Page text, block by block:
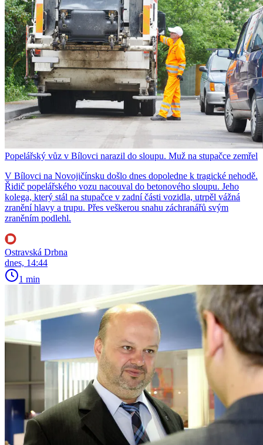
Popelářský vůz v Bílovci narazil do sloupu. Muž na stupačce zemřel
V Bílovci na Novojičínsku došlo dnes dopoledne k tragické nehodě.
Řidič popelářského vozu nacouval do betonového sloupu. Jeho
kolega, který stál na stupačce v zadní části vozidla, utrpěl vážná
zranění hlavy a trupu. Přes veškerou snahu záchranářů svým
zraněním podlehl.
Ostravská Drbna
dnes, 14:44
1 min